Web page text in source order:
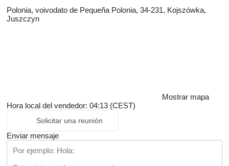
Polonia, voivodato de Pequeña Polonia, 34-231, Kojszówka,
Juszczyn
Mostrar mapa
Hora local del vendedor: 04:13 (CEST)
Solicitar una reunión
Enviar mensaje